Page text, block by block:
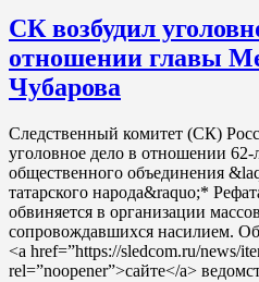
СК возбудил
отношении главы
Чубарова
Следственный комитет (СК)
уголовное дело в отношении 62-
общественного объединения
татарского народа&raquo;*
обвиняется в организации
сопровождавшихся насилием.
<a href=”https://sledcom.ru/news/
rel=”noopener”>сайте</a>